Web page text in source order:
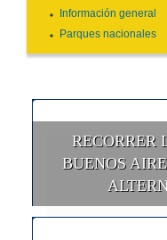
Información general
Parques nacionales
RECORRER
BUENOS